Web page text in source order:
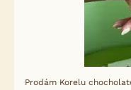
Prodám Korelu